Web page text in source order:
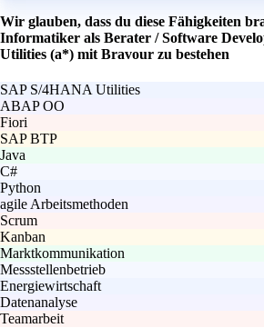
Wir glauben, dass du diese Fähigkeiten
Informatiker als Berater / Software
Utilities (a*) mit Bravour zu bestehen
SAP S/4HANA Utilities
ABAP OO
Fiori
SAP BTP
Java
C#
Python
agile Arbeitsmethoden
Scrum
Kanban
Marktkommunikation
Messstellenbetrieb
Energiewirtschaft
Datenanalyse
Teamarbeit